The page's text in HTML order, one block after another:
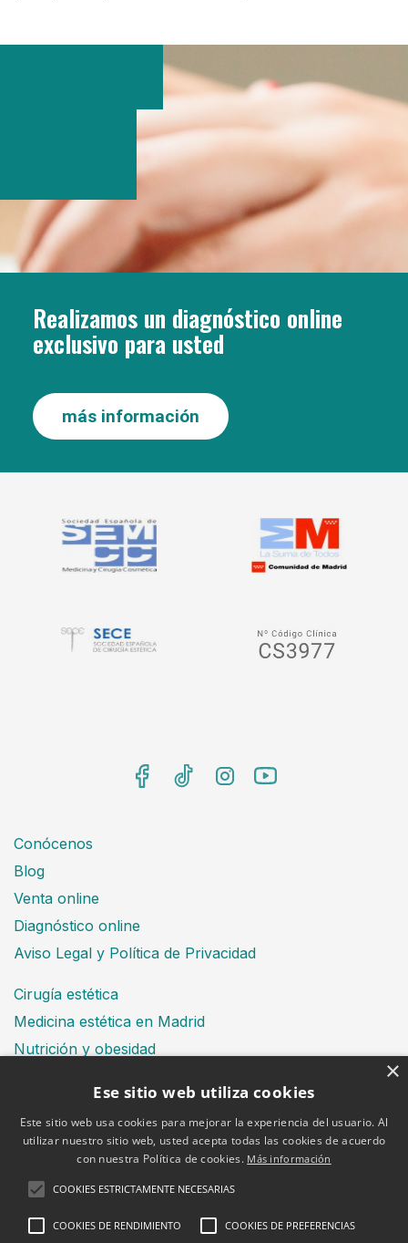
Realizamos un diagnóstico online
exclusivo para usted
más información
Conócenos
Blog
Venta online
Diagnóstico online
Aviso Legal y Política de Privacidad
Cirugía estética
Medicina estética en Madrid
Nutrición y obesidad
Financiación
Política de cookies
×
Ese sitio web utiliza cookies
Este sitio web usa cookies para mejorar la experiencia del usuario. Al
utilizar nuestro sitio web, usted acepta todas las cookies de acuerdo
con nuestra Política de cookies. Más información
COOKIES ESTRICTAMENTE NECESARIAS
COOKIES DE RENDIMIENTO COOKIES DE PREFERENCIAS